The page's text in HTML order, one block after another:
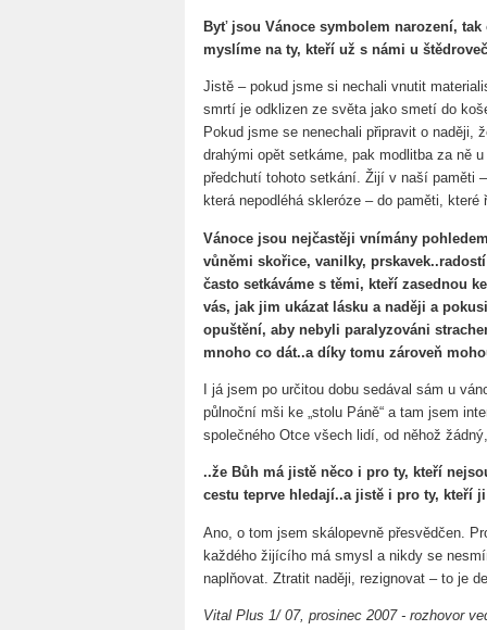
Byť jsou Vánoce symbolem narození,
myslíme na ty, kteří už s námi u
Jistě – pokud jsme si nechali vnutit
smrtí je odklizen ze světa jako smetí do
Pokud jsme se nenechali připravit o
drahými opět setkáme, pak modlitba za ně
předchutí tohoto setkání. Žijí v naší paměti
která nepodléhá skleróze – do paměti, které
Vánoce jsou nejčastěji vnímány
vůněmi skořice, vanilky,
často setkáváme s těmi, kteří zasednou
vás, jak jim ukázat lásku a naději a
opuštění, aby nebyli paralyzováni
mnoho co dát..a díky tomu zároveň
I já jsem po určitou dobu sedával sám u
půlnoční mši ke „stolu Páně“ a tam jsem
společného Otce všech lidí, od něhož
..že Bůh má jistě něco i pro ty, kteří
cestu teprve hledají..a jistě i pro ty, kteří
Ano, o tom jsem skálopevně přesvědčen.
každého žijícího má smysl a nikdy se
naplňovat. Ztratit naději, rezignovat – to je
Vital Plus 1/ 07, prosinec 2007 - rozhovor